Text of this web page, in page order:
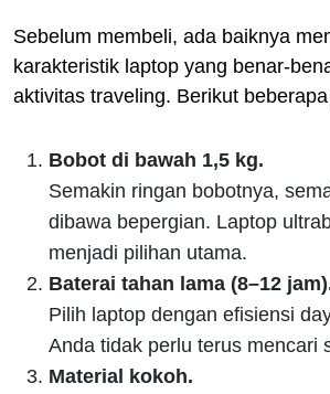
Sebelum membeli, ada baiknya
karakteristik laptop yang benar-
aktivitas traveling. Berikut
Bobot di bawah 1,5 kg.
Semakin ringan bobotnya,
dibawa bepergian. Laptop
menjadi pilihan utama.
Baterai tahan lama (8–12
Pilih laptop dengan efisiensi
Anda tidak perlu terus mencari
Material kokoh.